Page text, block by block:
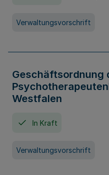
Verwaltungsvorschrift
Geschäftsordnung
Westfalen
In Kraft
Verwaltungsvorschrift